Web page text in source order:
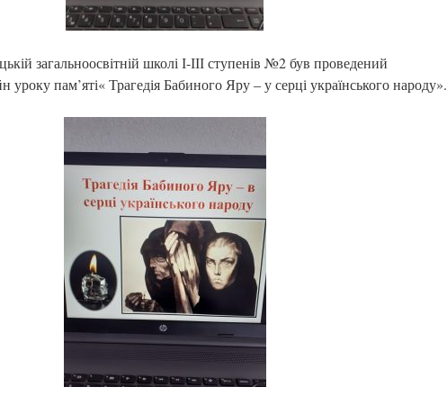
загальноосвітній школі І-ІІІ ступенів №2 був проведений
уроку пам’яті« Трагедія Бабиного Яру – у серці українського народу».